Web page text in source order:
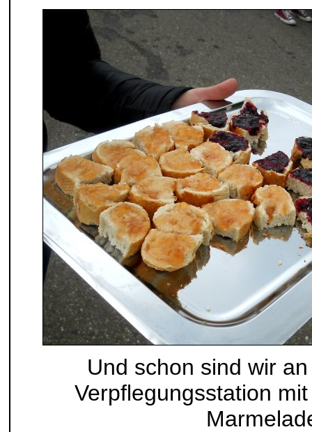
Und schon sind wir
Verpflegungsstation